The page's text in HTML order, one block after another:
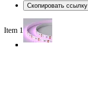
Скопировать ссылку
Item 1 of 4